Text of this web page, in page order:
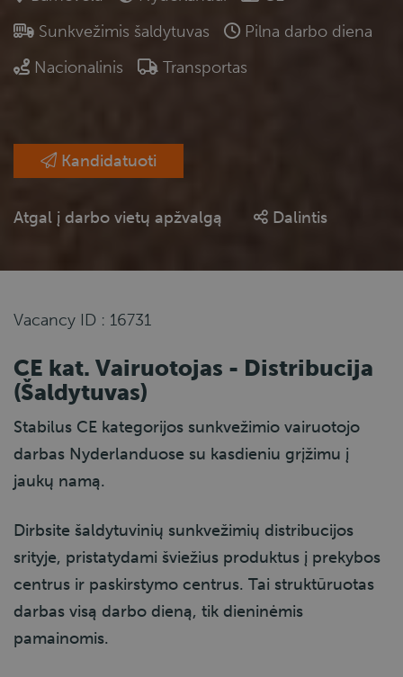
Sunkvežimis šaldytuvas
Pilna darbo diena
Nacionalinis
Transportas
Kandidatuoti
Atgal į darbo vietų apžvalgą Dalintis
Vacancy ID : 16731
CE kat. Vairuotojas - Distribucija
(Šaldytuvas)
Stabilus CE kategorijos sunkvežimio vairuotojo
darbas Nyderlanduose su kasdieniu grįžimu į
jaukų namą.
Dirbsite šaldytuvinių sunkvežimių distribucijos
srityje, pristatydami šviežius produktus į prekybos
centrus ir paskirstymo centrus. Tai struktūruotas
darbas visą darbo dieną, tik dieninėmis
pamainomis.